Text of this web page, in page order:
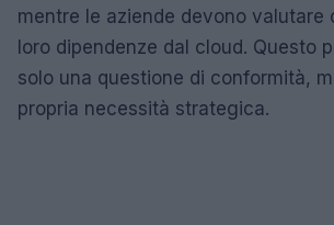
mentre le aziende devono valutare
loro dipendenze dal cloud. Questo
solo una questione di conformità,
propria necessità strategica.